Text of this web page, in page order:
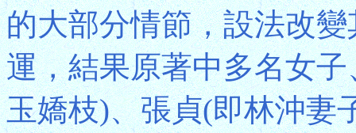
的大部分情節，設法改
運，結果原著中多名女
玉嬌枝)、張貞(即林沖妻